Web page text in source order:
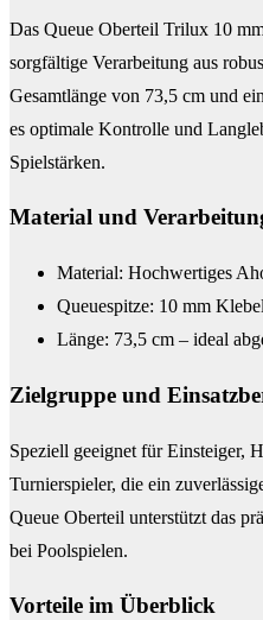
Das Queue Oberteil Trilux 10
sorgfältige Verarbeitung aus
Gesamtlänge von 73,5 cm und
es optimale Kontrolle und
Spielstärken.
Material und
Material: Hochwertiges
Queuespitze: 10 mm
Länge: 73,5 cm – ideal
Zielgruppe und
Speziell geeignet für Einsteiger,
Turnierspieler, die ein
Queue Oberteil unterstützt das
bei Poolspielen.
Vorteile im Überblick